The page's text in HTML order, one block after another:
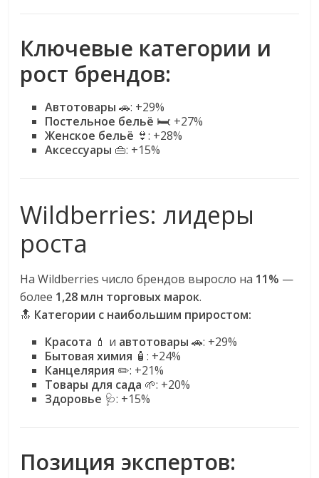
обсудить
эти
читателем.
Ключевые категории и
рост брендов:
Автотовары 🚗: +29%
Постельное бельё 🛏️: +27%
Женское бельё 👙: +28%
Аксессуары 👜: +15%
Wildberries: лидеры
роста
На Wildberries число брендов выросло на 11% —
более 1,28 млн торговых марок.
🔝 Категории с наибольшим приростом:
Красота 💄 и автотовары 🚗: +29%
Бытовая химия 🧴: +24%
Канцелярия ✏️: +21%
Товары для сада 🌱: +20%
Здоровье 🩺: +15%
Позиция экспертов: